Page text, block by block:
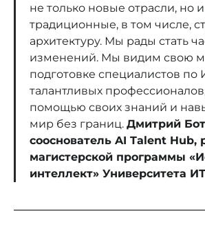
не только новые отрасли, но и
традиционные, в том числе,
архитектуру. Мы рады стать
изменений. Мы видим свою
подготовке специалистов
талантливых
помощью своих знаний и
мир без границ. Дмитрий
сооснователь AI Talent Hub,
магистерской программы
интеллект» Университета